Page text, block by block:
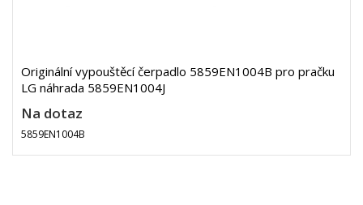
Originální vypouštěcí čerpadlo 5859EN1004B pro pračku
LG náhrada 5859EN1004J
Na dotaz
5859EN1004B